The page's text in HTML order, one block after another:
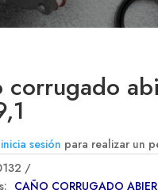
corrugado
inicia sesión para realizar un
CAÑO CORRUGADO